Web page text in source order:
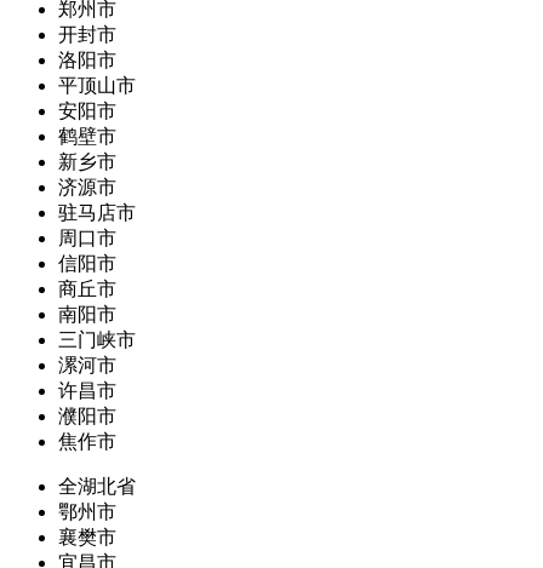
郑州市
开封市
洛阳市
平顶山市
安阳市
鹤壁市
新乡市
济源市
驻马店市
周口市
信阳市
商丘市
南阳市
三门峡市
漯河市
许昌市
濮阳市
焦作市
全湖北省
鄂州市
襄樊市
宜昌市